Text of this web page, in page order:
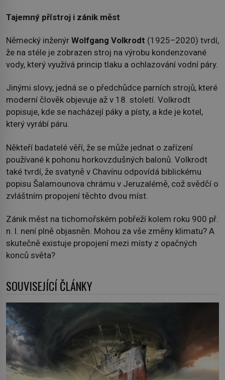
Tajemný přístroj i zánik měst
Německý inženýr Wolfgang Volkrodt (1925–2020) tvrdí,
že na stéle je zobrazen stroj na výrobu kondenzované
vody, který využívá princip tlaku a ochlazování vodní páry.
Jinými slovy, jedná se o předchůdce parních strojů, které
moderní člověk objevuje až v 18. století. Volkrodt
popisuje, kde se nacházejí páky a písty, a kde je kotel,
který vyrábí páru.
Někteří badatelé věří, že se může jednat o zařízení
používané k pohonu horkovzdušných balonů. Volkrodt
také tvrdí, že svatyně v Chavínu odpovídá biblickému
popisu Šalamounova chrámu v Jeruzalémě, což svědčí o
zvláštním propojení těchto dvou míst.
Zánik měst na tichomořském pobřeží kolem roku 900 př.
n. l. není plně objasněn. Mohou za vše změny klimatu? A
skutečně existuje propojení mezi místy z opačných
konců světa?
SOUVISEJÍCÍ ČLÁNKY